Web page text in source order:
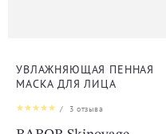
УВЛАЖНЯЮЩАЯ ПЕННАЯ
МАСКА ДЛЯ ЛИЦА
/ 3 отзыва